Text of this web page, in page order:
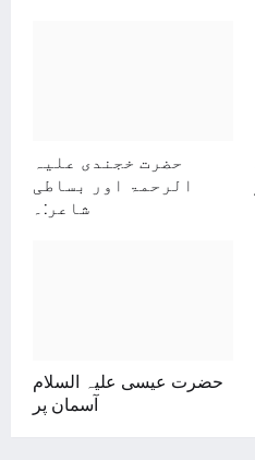
حضرت خجندی علیہ
الرحمۃ اور بساطی
شاعر:۔
حضرت عیسی علیہ السلام
آسمان پر